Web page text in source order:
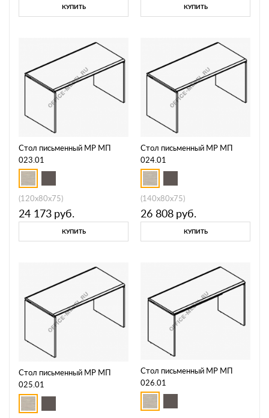
КУПИТЬ КУПИТЬ
Стол письменный МР МП
023.01
(120x80x75)
24 173 руб.
КУПИТЬ
Стол письменный МР МП
024.01
(140x80x75)
26 808 руб.
КУПИТЬ
Стол письменный МР МП
025.01
Стол письменный МР МП
026.01